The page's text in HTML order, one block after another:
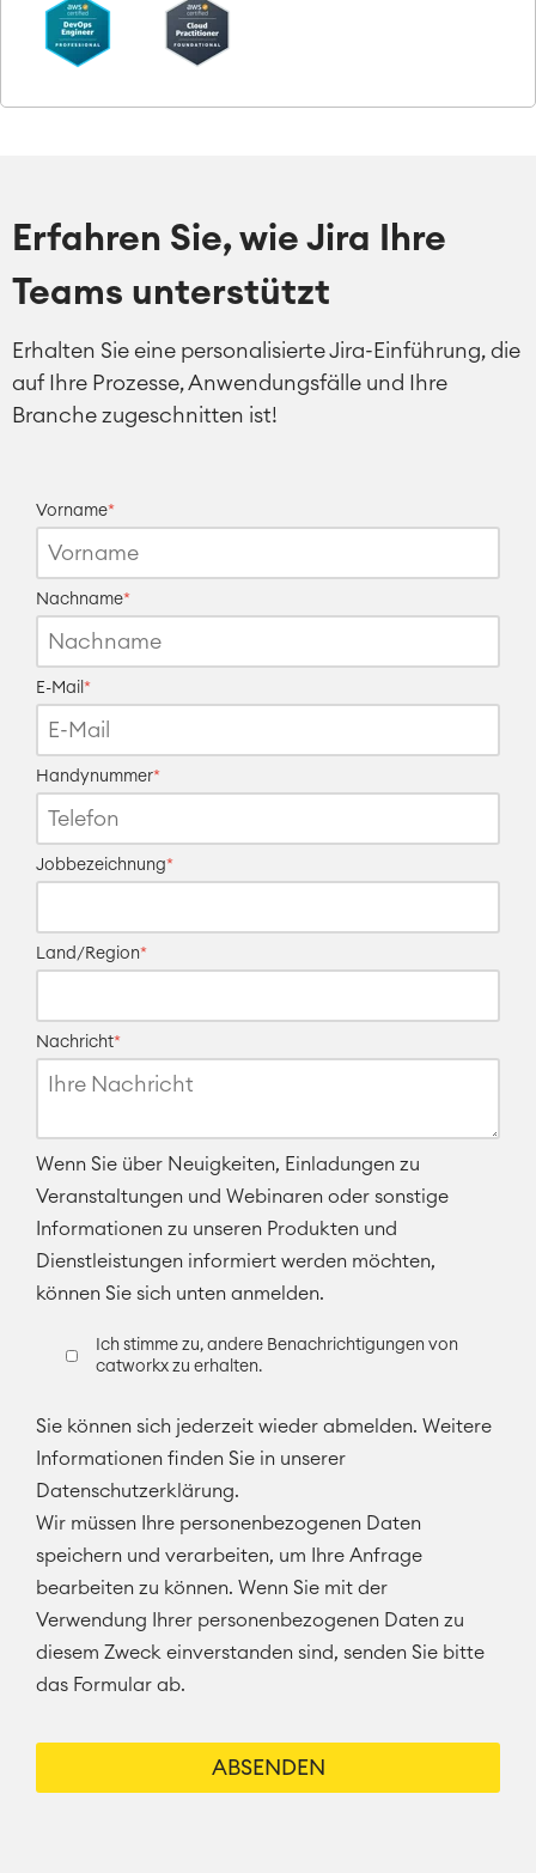
Erfahren Sie, wie Jira Ihre
Teams unterstützt
Erhalten Sie eine personalisierte Jira-Einführung, die
auf Ihre Prozesse, Anwendungsfälle und Ihre
Branche zugeschnitten ist!
Vorname*
Nachname*
E-Mail *
Handynummer*
Jobbezeichnung*
Land/Region*
Nachricht*
Wenn Sie über Neuigkeiten, Einladungen zu
Veranstaltungen und Webinaren oder sonstige
Informationen zu unseren Produkten und
Dienstleistungen informiert werden möchten,
können Sie sich unten anmelden.
Ich stimme zu, andere Benachrichtigungen von
catworkx zu erhalten.
Sie können sich jederzeit wieder abmelden. Weitere
Informationen finden Sie in unserer
Datenschutzerklärung.
Wir müssen Ihre personenbezogenen Daten
speichern und verarbeiten, um Ihre Anfrage
bearbeiten zu können. Wenn Sie mit der
Verwendung Ihrer personenbezogenen Daten zu
diesem Zweck einverstanden sind, senden Sie bitte
das Formular ab.